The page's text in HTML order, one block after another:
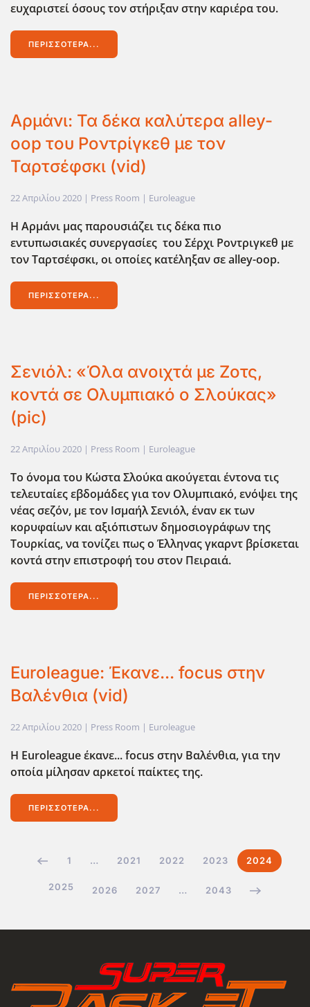
ευχαριστεί όσους τον στήριξαν στην καριέρα του.
ΠΕΡΙΣΣΌΤΕΡΑ...
Αρμάνι: Τα δέκα καλύτερα alley-
oop του Ροντρίγκεθ με τον
Ταρτσέφσκι (vid)
22 Απριλίου 2020 | Press Room | Euroleague
Η Αρμάνι μας παρουσιάζει τις δέκα πιο
εντυπωσιακές συνεργασίες του Σέρχι Ροντριγκεθ με
τον Ταρτσέφσκι, οι οποίες κατέληξαν σε alley-oop.
ΠΕΡΙΣΣΌΤΕΡΑ...
Σενιόλ: «Όλα ανοιχτά με Ζοτς,
κοντά σε Ολυμπιακό ο Σλούκας»
(pic)
22 Απριλίου 2020 | Press Room | Euroleague
Το όνομα του Κώστα Σλούκα ακούγεται έντονα τις
τελευταίες εβδομάδες για τον Ολυμπιακό, ενόψει της
νέας σεζόν, με τον Ισμαήλ Σενιόλ, έναν εκ των
κορυφαίων και αξιόπιστων δημοσιογράφων της
Τουρκίας, να τονίζει πως ο Έλληνας γκαρντ βρίσκεται
κοντά στην επιστροφή του στον Πειραιά.
ΠΕΡΙΣΣΌΤΕΡΑ...
Euroleague: Έκανε... focus στην
Βαλένθια (vid)
22 Απριλίου 2020 | Press Room | Euroleague
Η Euroleague έκανε... focus στην Βαλένθια, για την
οποία μίλησαν αρκετοί παίκτες της.
ΠΕΡΙΣΣΌΤΕΡΑ...
1 … 2021 2022 2023 2024
2025 2026 2027 … 2043